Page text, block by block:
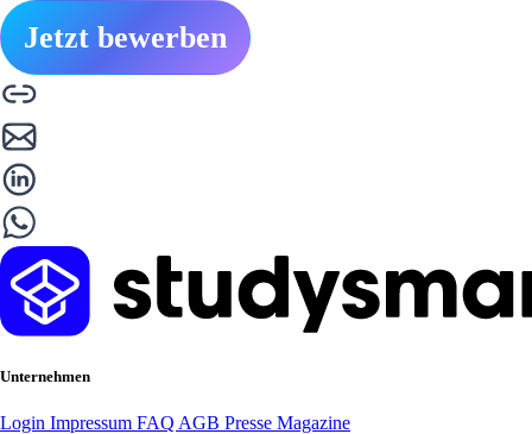
Jetzt bewerben
Unternehmen
Login Impressum FAQ AGB Presse Magazine